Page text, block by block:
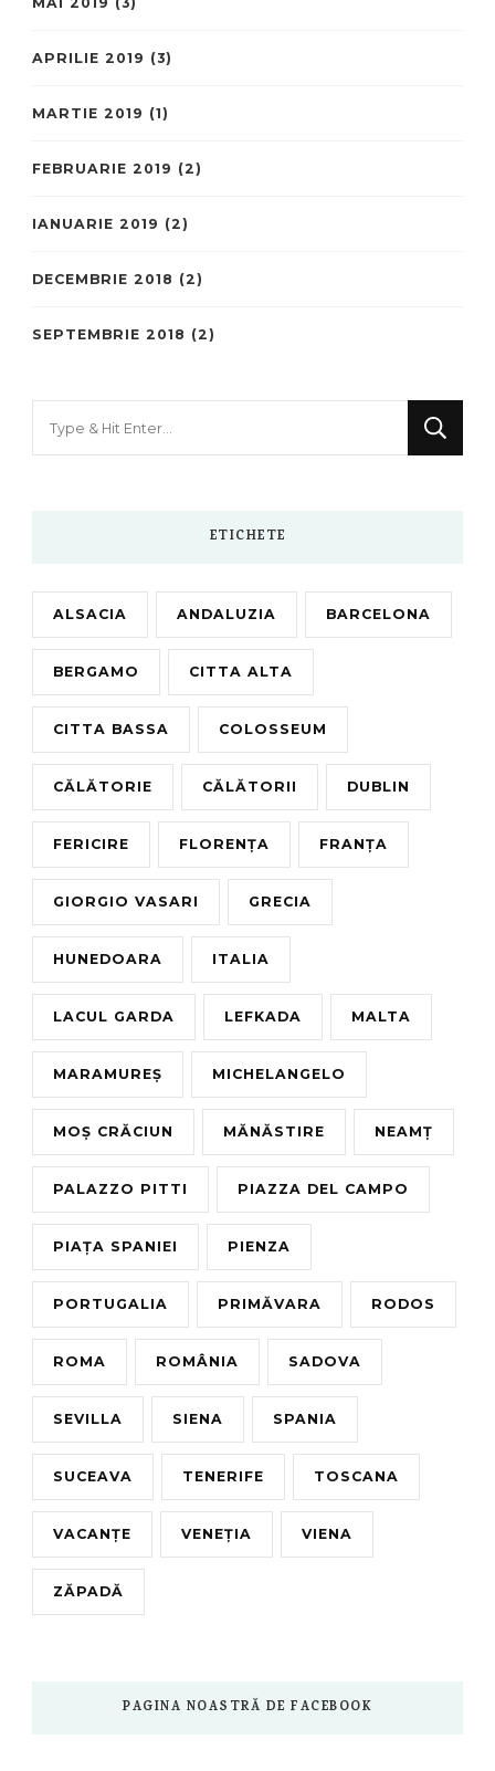
APRILIE 2019 (3)
MARTIE 2019 (1)
FEBRUARIE 2019 (2)
IANUARIE 2019 (2)
DECEMBRIE 2018 (2)
SEPTEMBRIE 2018 (2)
ETICHETE
ALSACIA ANDALUZIA BARCELONA
BERGAMO CITTA ALTA
CITTA BASSA COLOSSEUM
CĂLĂTORIE CĂLĂTORII DUBLIN
FERICIRE FLORENȚA FRANȚA
GIORGIO VASARI GRECIA
HUNEDOARA ITALIA
LACUL GARDA LEFKADA MALTA
MARAMUREȘ MICHELANGELO
MOȘ CRĂCIUN MĂNĂSTIRE NEAMȚ
PALAZZO PITTI PIAZZA DEL CAMPO
PIAȚA SPANIEI PIENZA
PORTUGALIA PRIMĂVARA RODOS
ROMA ROMÂNIA SADOVA
SEVILLA SIENA SPANIA
SUCEAVA TENERIFE TOSCANA
VACANȚE VENEȚIA VIENA
ZĂPADĂ
PAGINA NOASTRĂ DE FACEBOOK